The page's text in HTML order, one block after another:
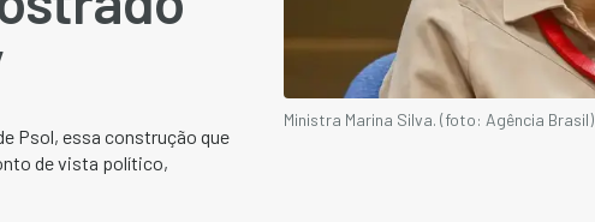
Psol, essa construção que
de vista político,
Ministra Marina Silva. (foto: Agência Brasil)